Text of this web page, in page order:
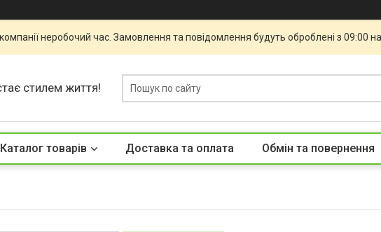
неробочий час. Замовлення та повідомлення будуть оброблені з 09:00
стилем життя!
Каталог товарів Доставка та оплата Обмін та повернення